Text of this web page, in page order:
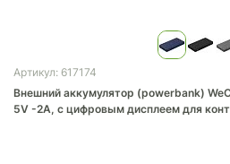
Артикул: 617174
Внешний аккумулятор (powerbank)
5V -2A, c цифровым дисплеем для